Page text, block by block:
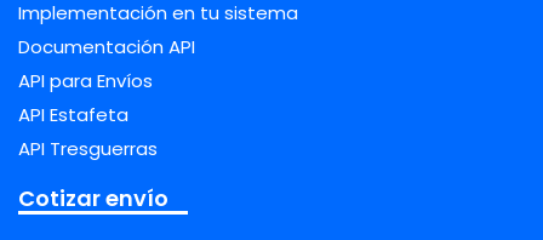
Implementación en tu sistema
Documentación API
API para Envíos
API Estafeta
API Tresguerras
Cotizar envío